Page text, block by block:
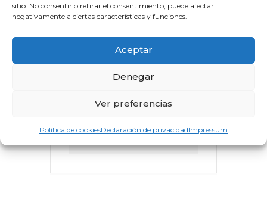
sitio. No consentir o retirar el consentimiento, puede afectar
negativamente a ciertas características y funciones.
Aceptar
Denegar
Ver preferencias
Política de cookiesDeclaración de privacidadImpressum
FECHA
Eventos pasados
HORA